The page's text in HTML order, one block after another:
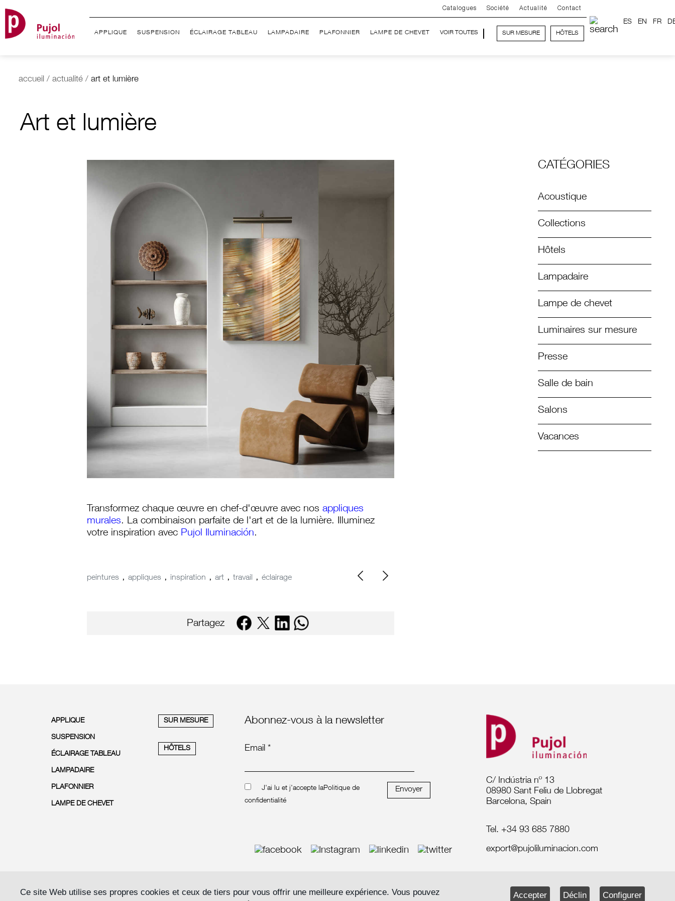
Catalogues Société Actualité Contact
APPLIQUE SUSPENSION ÉCLAIRAGE TABLEAU LAMPADAIRE PLAFONNIER LAMPE DE CHEVET VOIR TOUTES SUR MESURE HÔTELS
ES EN FR
accueil / actualité / art et lumière
Art et lumière
Transformez chaque œuvre en chef-d'œuvre avec nosappliques
murales. La combinaison parfaite de l'art et de la lumière. Illuminez
votre inspiration avec Pujol Iluminación.
peintures ,appliques , inspiration ,art ,travail ,éclairage
Partagez
CATÉGORIES
Acoustique
Collections
Hôtels
Lampadaire
Lampe de chevet
Luminaires sur mesure
Presse
Salle de bain
Salons
Vacances
APPLIQUE
SUSPENSION
ÉCLAIRAGE TABLEAU
LAMPADAIRE
PLAFONNIER
LAMPE DE CHEVET
SUR MESURE
HÔTELS
Abonnez-vous à la newsletter
Email *
J'ai lu et j'accepte laPolitique de
confidentialité
Envoyer
C/ Indústria nº 13
08980 Sant Feliu de Llobregat
Barcelona, Spain
Tel. +34 93 685 7880
export@pujoliluminacion.com
Ce site Web utilise ses propres cookies et ceux de tiers pour vous offrir une meilleure expérience. Vous pouvez
Configurer
Déclin
Accepter